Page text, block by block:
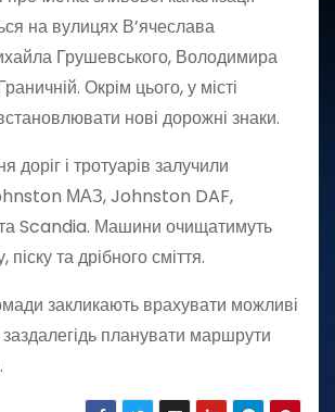
на вулицях В’ячеслава
Грушевського, Володимира
Окрім цього, у місті
нові дорожні знаки.
доріг і тротуарів залучили
МАЗ, Johnston DAF,
Scandia. Машини очищатимуть
піску та дрібного сміття.
закликають врахувати можливі
заздалегідь планувати маршрути